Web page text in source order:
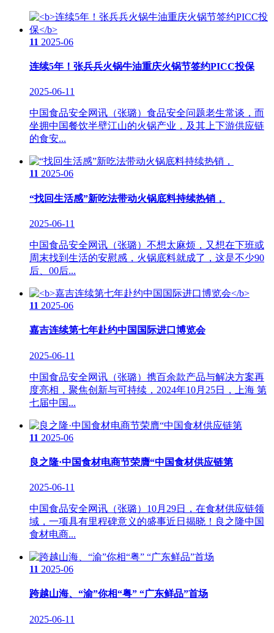
11 2025-06
连续5年！张兵兵火锅牛油重庆火锅节签约PICC投保
2025-06-11
中国食品安全网讯（张璐）食品安全问题老生常谈，而
坐拥中国餐饮半壁江山的火锅产业，及其上下游供应链
的食安...
11 2025-06
“找回生活感”新吃法带动火锅底料持续热销，
2025-06-11
中国食品安全网讯（张璐）不想太麻烦，又想在下班或
周末找到生活的安慰感，火锅底料就成了，这是不少90
后、00后...
11 2025-06
嘉吉连续第七年赴约中国国际进口博览会
2025-06-11
中国食品安全网讯（张璐）携百余款产品与解决方案再
度亮相，聚焦创新与可持续，2024年10月25日，上海 第
七届中国...
11 2025-06
良之隆·中国食材电商节荣膺“中国食材供应链第
2025-06-11
中国食品安全网讯（张璐）10月29日，在食材供应链领
域，一项具有里程碑意义的盛事近日揭晓！良之隆中国
食材电商...
11 2025-06
跨越山海、“渝”你相“粤” “广东鲜品”首场
2025-06-11